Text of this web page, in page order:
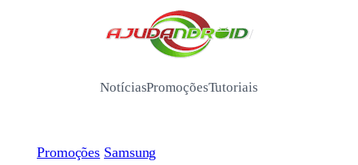
/
NotíciasPromoçõesTutoriais
Promoções Samsung